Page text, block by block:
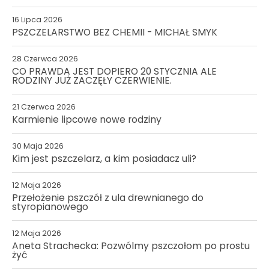
16 Lipca 2026
PSZCZELARSTWO BEZ CHEMII - MICHAŁ SMYK
28 Czerwca 2026
CO PRAWDA JEST DOPIERO 20 STYCZNIA ALE
RODZINY JUŻ ZACZĘŁY CZERWIENIE.
21 Czerwca 2026
Karmienie lipcowe nowe rodziny
30 Maja 2026
Kim jest pszczelarz, a kim posiadacz uli?
12 Maja 2026
Przełożenie pszczół z ula drewnianego do
styropianowego
12 Maja 2026
Aneta Strachecka: Pozwólmy pszczołom po prostu
żyć